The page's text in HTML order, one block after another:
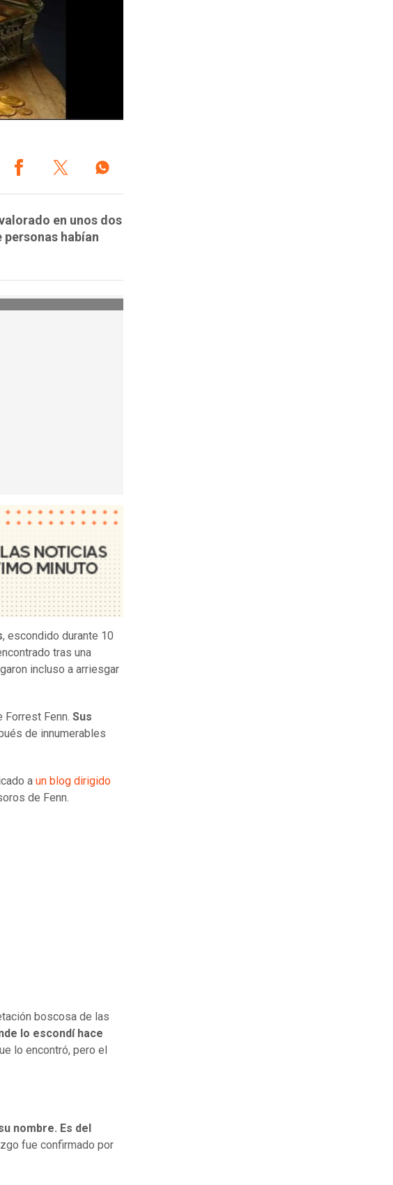
en unos dos
habían
, escondido durante 10
tras una
incluso a arriesgar
Forrest Fenn. Sus
de innumerables
a un blog dirigido
de Fenn.
boscosa de las
lo escondí hace
lo encontró, pero el
nombre. Es del
fue confirmado por